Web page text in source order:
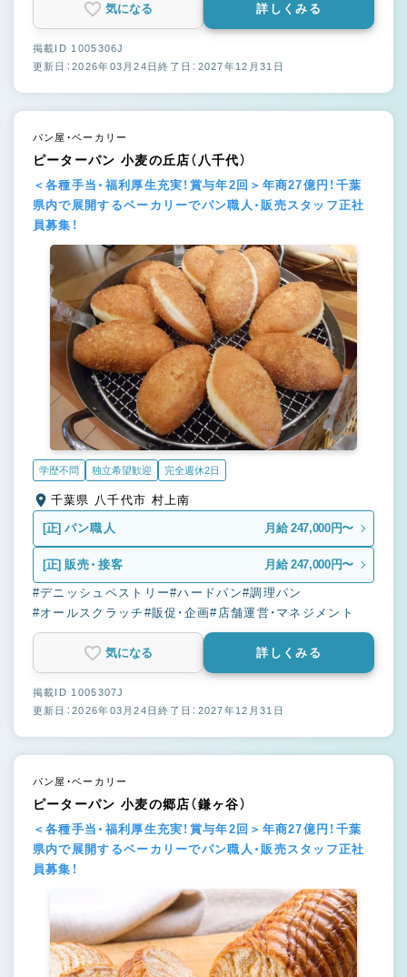
気になる 詳しくみる
掲載ID 1005306J
更新日：2026年03月24日終了日：2027年12月31日
パン屋・ベーカリー
ピーターパン 小麦の丘店（八千代）
＜各種手当・福利厚生充実！賞与年2回＞年商27億円！千葉
県内で展開するベーカリーでパン職人・販売スタッフ正社
員募集！
学歴不問 独立希望歓迎 完全週休2日
千葉県 八千代市 村上南
[正] パン職人 月給 247,000円〜
[正] 販売・接客 月給 247,000円〜
#デニッシュペストリー#ハードパン#調理パン
#オールスクラッチ #販促・企画#店舗運営・マネジメント
気になる 詳しくみる
掲載ID 1005307J
更新日：2026年03月24日終了日：2027年12月31日
パン屋・ベーカリー
ピーターパン 小麦の郷店（鎌ヶ谷）
＜各種手当・福利厚生充実！賞与年2回＞年商27億円！千葉
県内で展開するベーカリーでパン職人・販売スタッフ正社
員募集！